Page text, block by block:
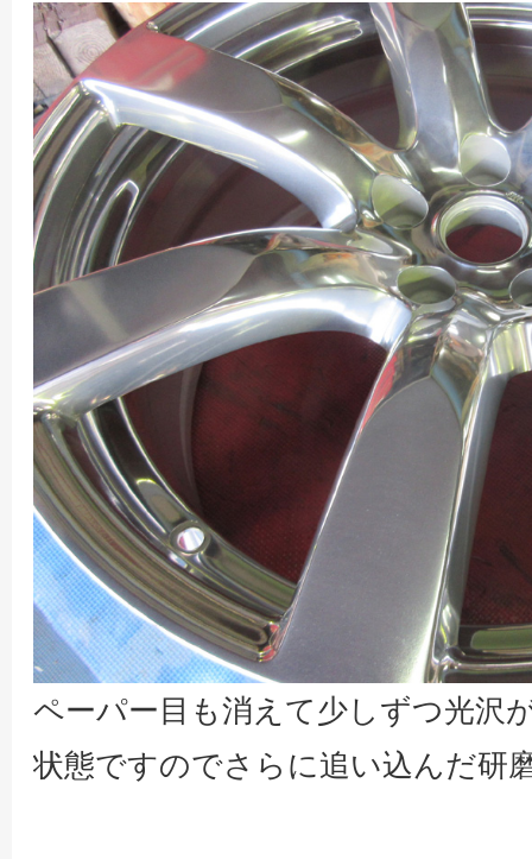
ペーパー目も消えて少しずつ光沢
状態ですのでさらに追い込んだ研